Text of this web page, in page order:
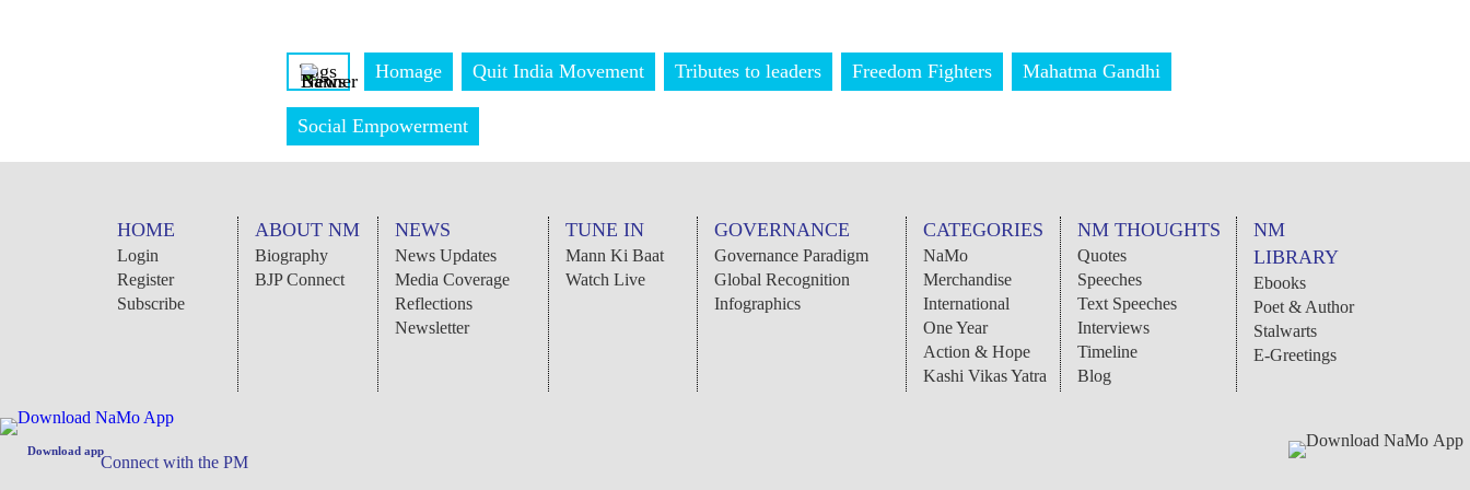
Download app
Tags Homage Quit India Movement Tributes to leaders Freedom Fighters Mahatma Gandhi
Social Empowerment
HOME
Login
Register
Subscribe
ABOUT NM
Biography
BJP Connect
NEWS
News Updates
Media Coverage
Reflections
Newsletter
TUNE IN
Mann Ki Baat
Watch Live
GOVERNANCE
Governance Paradigm
Global Recognition
Infographics
CATEGORIES
NaMo
Merchandise
International
One Year
Action & Hope
Kashi Vikas Yatra
NM THOUGHTS
Quotes
Speeches
Text Speeches
Interviews
Timeline
Blog
NM
LIBRARY
Ebooks
Poet & Author
Stalwarts
E-Greetings
Connect with the PM